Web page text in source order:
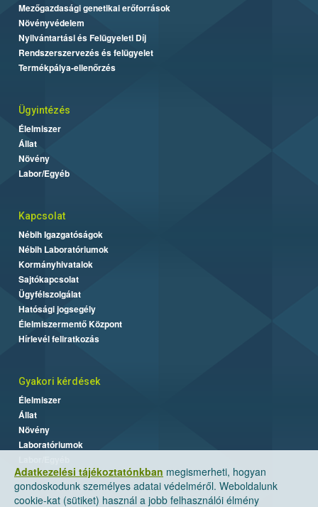
Adatkezelési tájékoztatónkban megismerheti, hogyan
gondoskodunk személyes adatai védelméről. Weboldalunk
cookie-kat (sütiket) használ a jobb felhasználói élmény
Mezőgazdasági genetikai erőforrások
Növényvédelem
Nyilvántartási és Felügyeleti Díj
Rendszerszervezés és felügyelet
Termékpálya-ellenőrzés
Ügyintézés
Élelmiszer
Állat
Növény
Labor/Egyéb
Kapcsolat
Nébih Igazgatóságok
Nébih Laboratóriumok
Kormányhivatalok
Sajtókapcsolat
Ügyfélszolgálat
Hatósági jogsegély
Élelmiszermentő Központ
Hírlevél feliratkozás
Gyakori kérdések
Élelmiszer
Állat
Növény
Laboratóriumok